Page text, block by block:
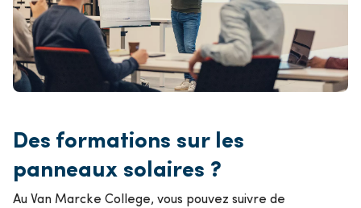
Des formations sur les
panneaux solaires ?
Au Van Marcke College, vous pouvez suivre de